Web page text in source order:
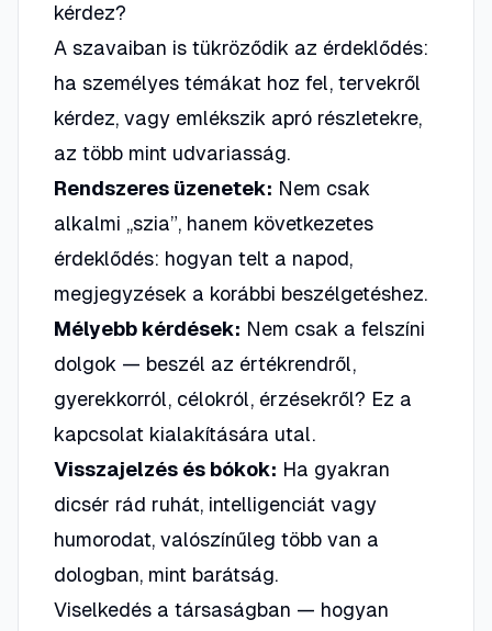
kérdez?
A szavaiban is tükröződik az érdeklődés:
ha személyes témákat hoz fel, tervekről
kérdez, vagy emlékszik apró részletekre,
az több mint udvariasság.
Rendszeres üzenetek: Nem csak
alkalmi „szia”, hanem következetes
érdeklődés: hogyan telt a napod,
megjegyzések a korábbi beszélgetéshez.
Mélyebb kérdések: Nem csak a felszíni
dolgok — beszél az értékrendről,
gyerekkorról, célokról, érzésekről? Ez a
kapcsolat kialakítására utal.
Visszajelzés és bókok: Ha gyakran
dicsér rád ruhát, intelligenciát vagy
humorodat, valószínűleg több van a
dologban, mint barátság.
Viselkedés a társaságban — hogyan